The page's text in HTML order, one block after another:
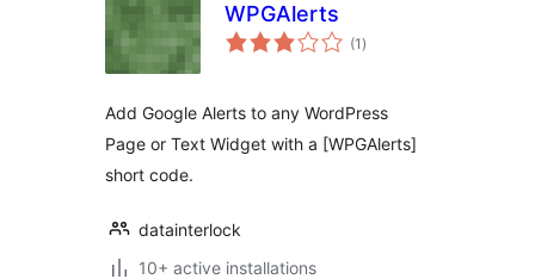
WPGAlerts
(1 ការ
វាយ
)
Add Google Alerts to any WordPress
Page or Text Widget with a [WPGAlerts]
short code.
datainterlock
10+ active installations